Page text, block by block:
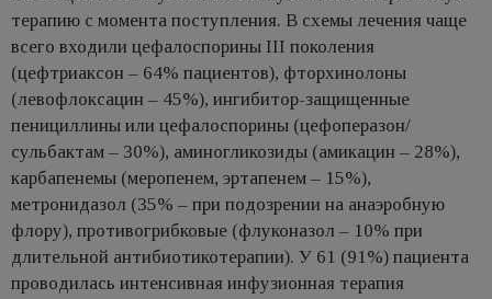
терапию с момента поступления. В схемы лечения чаще
всего входили цефалоспорины III поколения
(цефтриаксон – 64% пациентов), фторхинолоны
(левофлоксацин – 45%), ингибитор-защищенные
пенициллины или цефалоспорины (цефоперазон/
сульбактам – 30%), аминогликозиды (амикацин – 28%),
карбапенемы (меропенем, эртапенем – 15%),
метронидазол (35% – при подозрении на анаэробную
флору), противогрибковые (флуконазол – 10% при
длительной антибиотикотерапии). У 61 (91%) пациента
проводилась интенсивная инфузионная терапия